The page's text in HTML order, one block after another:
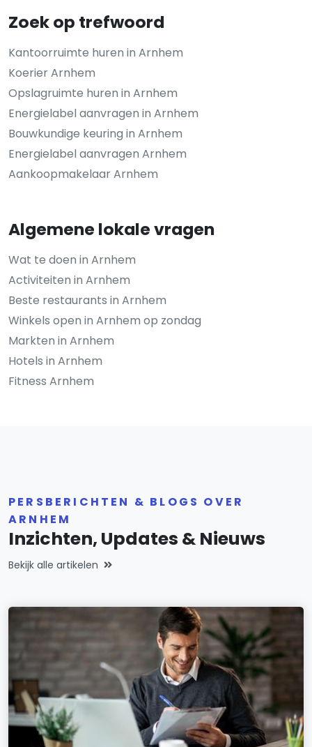
Zoek op trefwoord
Kantoorruimte huren in Arnhem
Koerier Arnhem
Opslagruimte huren in Arnhem
Energielabel aanvragen in Arnhem
Bouwkundige keuring in Arnhem
Energielabel aanvragen Arnhem
Aankoopmakelaar Arnhem
Algemene lokale vragen
Wat te doen in Arnhem
Activiteiten in Arnhem
Beste restaurants in Arnhem
Winkels open in Arnhem op zondag
Markten in Arnhem
Hotels in Arnhem
Fitness Arnhem
PERSBERICHTEN & BLOGS OVER
ARNHEM
Inzichten, Updates & Nieuws
Bekijk alle artikelen